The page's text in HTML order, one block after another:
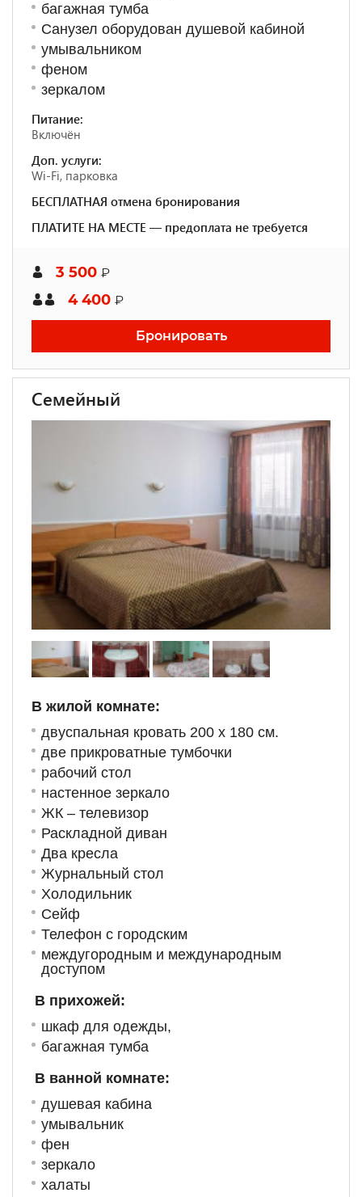
багажная тумба
Санузел оборудован душевой кабиной
умывальником
феном
зеркалом
Питание:
Включён
Доп. услуги:
Wi-Fi, парковка
БЕСПЛАТНАЯ отмена бронирования
ПЛАТИТЕ НА МЕСТЕ — предоплата не требуется
3 500 ₽
4 400 ₽
Бронировать
Семейный
В жилой комнате:
двуспальная кровать 200 х 180 см.
две прикроватные тумбочки
рабочий стол
настенное зеркало
ЖК – телевизор
Раскладной диван
Два кресла
Журнальный стол
Холодильник
Сейф
Телефон с городским
междугородным и международным
доступом
В прихожей:
шкаф для одежды,
багажная тумба
В ванной комнате:
душевая кабина
умывальник
фен
зеркало
халаты